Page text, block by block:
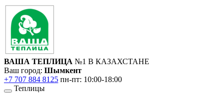
ВАША ТЕПЛИЦА №1 В КАЗАХСТАНЕ
Ваш город: Шымкент
+7 707 884 8125 пн-пт: 10:00-18:00
Теплицы